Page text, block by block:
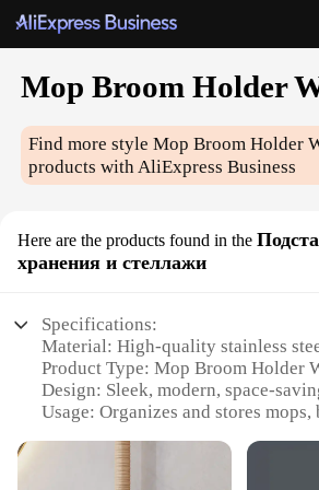
Mop Broom Holder
Find more styleMop Broom Holder
products with AliExpress Business
Here are the products found in the
хранения и стеллажи
Specifications:
Material: High-quality stainless
Product Type: Mop Broom Holder
Design: Sleek, modern, space-
Usage: Organizes and stores mops,
Installation: Easy-to-install wall
Performance: Durable and long-